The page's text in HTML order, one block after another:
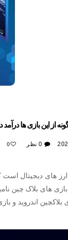
از این بازی ها درآمد
0 نظر 0
های دیجیتال
های بلاک چین
بلاکچین اندروید و